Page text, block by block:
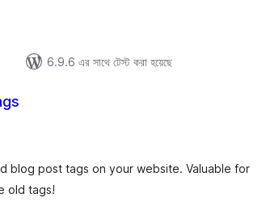
6.9.6 এর সাথে টেস্ট করা হয়েছে
blog post tags on your website. Valuable for
old tags!